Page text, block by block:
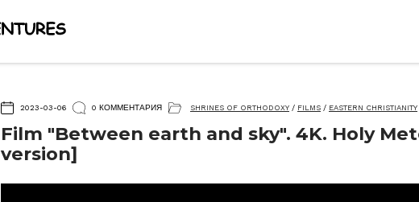
2023-03-06 0 КОММЕНТАРИЯ SHRINES OF ORTHODOXY / FILMS / EASTERN CHRISTIANITY
Film "Between earth and sky". 4K. Holy
version]